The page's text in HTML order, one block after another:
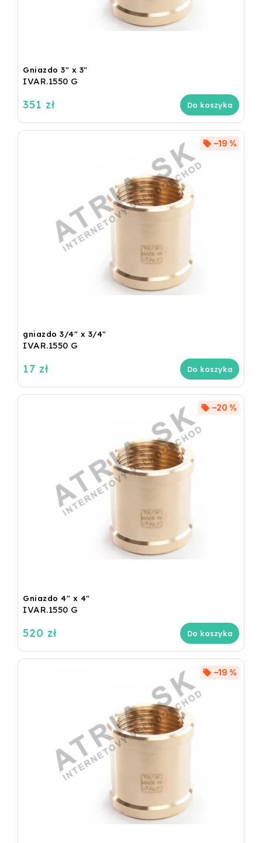
Gniazdo 3" x 3"
IVAR.1550 G
351 zł Do koszyka
gniazdo 3/4" x 3/4"
IVAR.1550 G
–19 %
17 zł Do koszyka
Gniazdo 4" x 4"
IVAR.1550 G
–20 %
520 zł Do koszyka
–19 %